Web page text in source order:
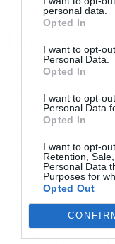
personal data.
Opted In
I want to opt-
Personal Data.
Opted In
I want to opt-
Personal Data
Opted In
I want to opt-
Retention,
Personal Data
Purposes for
Opted Out
Πολύ θετική
υπερκάλυψη
ευρώ, όταν η
Αναπόφευκτα με
των ομολογιών